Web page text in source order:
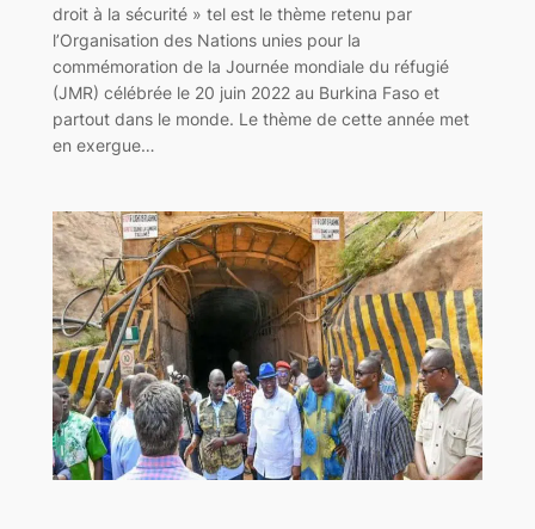
droit à la sécurité » tel est le thème retenu par
l’Organisation des Nations unies pour la
commémoration de la Journée mondiale du réfugié
(JMR) célébrée le 20 juin 2022 au Burkina Faso et
partout dans le monde. Le thème de cette année met
en exergue…